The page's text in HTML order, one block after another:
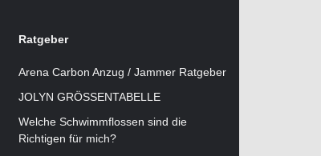
Ratgeber
Arena Carbon Anzug / Jammer Ratgeber
JOLYN GRÖSSENTABELLE
Welche Schwimmflossen sind die
Richtigen für mich?